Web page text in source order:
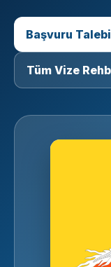
Başvuru
Tüm Vize